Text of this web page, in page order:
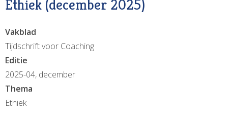
Ethiek (december 2025)
Vakblad
Tijdschrift voor Coaching
Editie
2025-04, december
Thema
Ethiek